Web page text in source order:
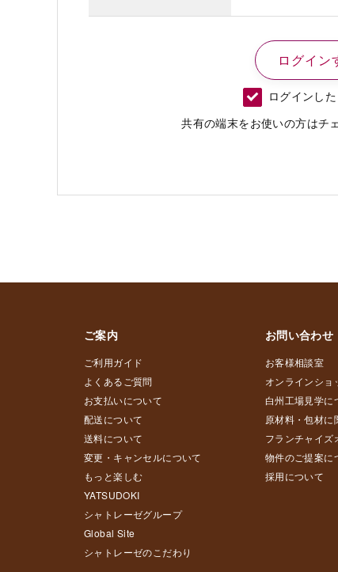
ログインし
共有の端末をお使いの方はチ
ご案内
ご利用ガイド
よくあるご質問
お支払いについて
配送について
送料について
変更・キャンセルについて
もっと楽しむ
YATSUDOKI
シャトレーゼグループ
Global Site
シャトレーゼのこだわり
お問い合わせ
お客様相談室
オンラインショ
白州工場見学に
原材料・包材に
フランチャイズ
物件のご提案に
採用について